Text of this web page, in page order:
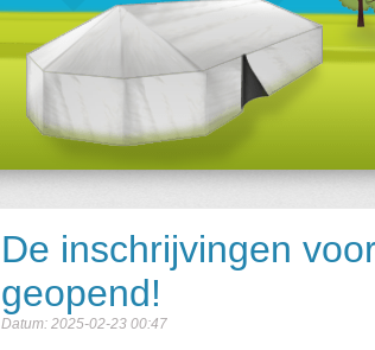
De inschrijvingen
geopend!
Datum: 2025-02-23 00:47